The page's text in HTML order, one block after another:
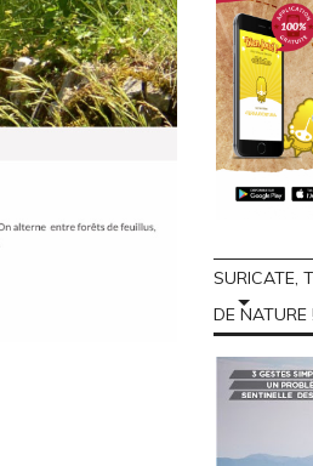
SURICATE,
DE NATURE